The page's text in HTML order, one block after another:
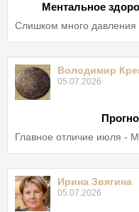
Ментальное
Слишком много давления
Володимир
05.07.2026
Главное отличие июля -
Ирина Звягина
05.07.2026